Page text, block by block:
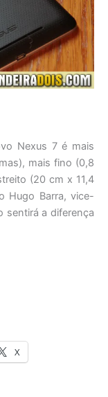
Nexus 7 é mais
mais fino (0,8
(20 cm x 11,4
Hugo Barra, vice-
sentirá a diferença
X